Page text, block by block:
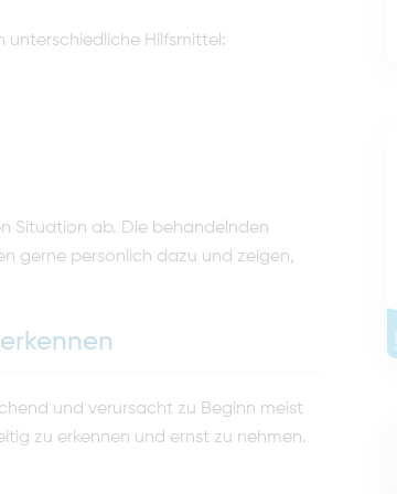
unterschiedliche Hilfsmittel:
Situation ab. Die behandelnden
gerne persönlich dazu und zeigen,
und verursacht zu Beginn meist
zu erkennen und ernst zu nehmen.